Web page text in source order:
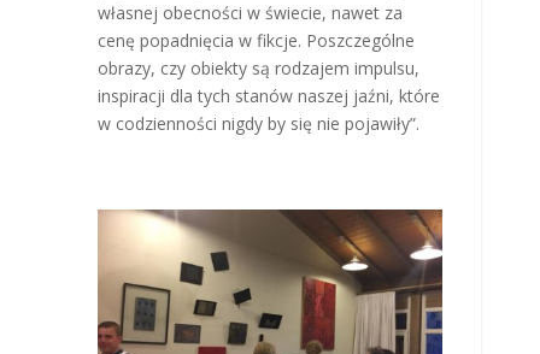
własnej obecności w świecie, nawet za
cenę popadnięcia w fikcje. Poszczególne
obrazy, czy obiekty są rodzajem impulsu,
inspiracji dla tych stanów naszej jaźni, które
w codzienności nigdy by się nie pojawiły”.